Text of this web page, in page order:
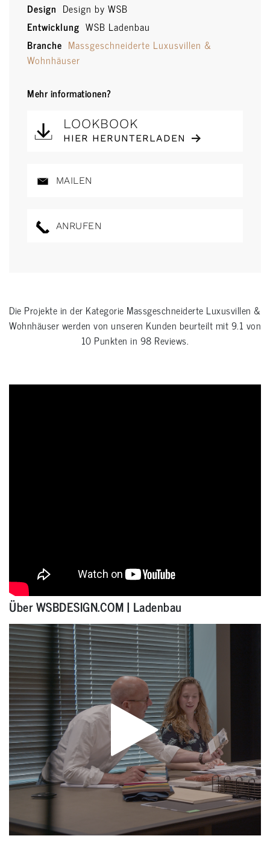
Design Design by WSB
Entwicklung WSB Ladenbau
Branche Massgeschneiderte Luxusvillen &
Wohnhäuser
Mehr informationen?
LOOKBOOK
HIER HERUNTERLADEN
MAILEN
ANRUFEN
Die Projekte in der Kategorie Massgeschneiderte Luxusvillen &
Wohnhäuserwerden von unseren Kunden beurteilt mit9.1 von
10 Punkten in 98 Reviews.
Über WSBDESIGN.COM | Ladenbau